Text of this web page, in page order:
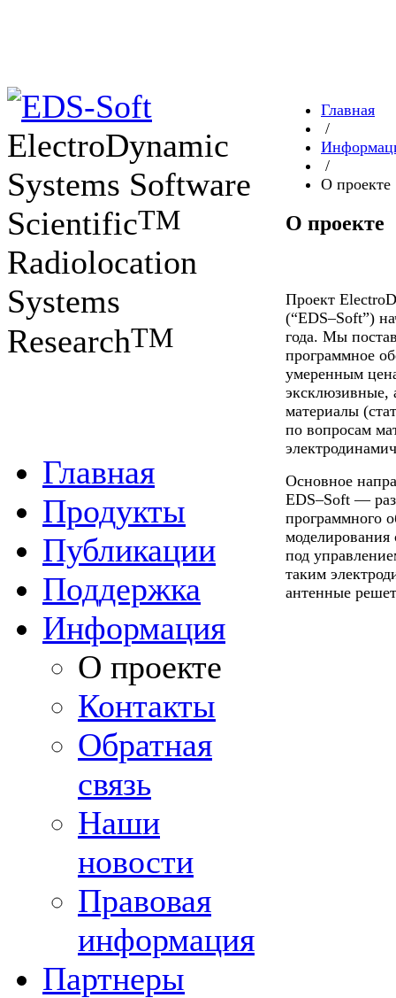
ElectroDynamic
Systems Software
ScientificTM
Radiolocation
Systems
ResearchTM
Главная
Продукты
Публикации
Поддержка
Информация
О проекте
Контакты
Обратная
связь
Наши
новости
Правовая
информация
Партнеры
Главная
/
/
О проекте
О проекте
Проект
(“EDS–Soft”)
года. Мы
программное
умеренным
эксклюзивные,
материалы
по вопросам
Основное
EDS–Soft —
программного
моделирования
под
таким
антенные